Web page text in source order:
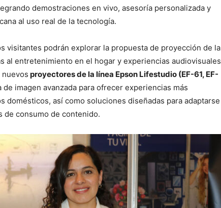
demostraciones en vivo, asesoría personalizada y
al uso real de la tecnología.
visitantes podrán explorar la propuesta de proyección de la
al entretenimiento en el hogar y experiencias audiovisuales
nuevos proyectores de la línea Epson Lifestudio (EF-61, EF-
imagen avanzada para ofrecer experiencias más
domésticos, así como soluciones diseñadas para adaptarse
de consumo de contenido.